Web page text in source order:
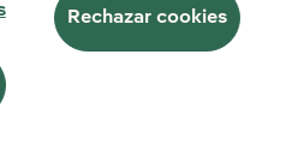
Rechazar cookies